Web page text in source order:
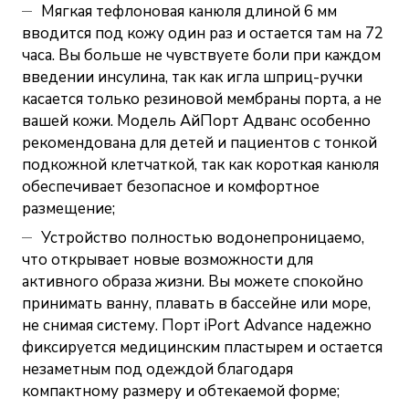
Мягкая тефлоновая канюля длиной 6 мм
вводится под кожу один раз и остается там на 72
часа. Вы больше не чувствуете боли при каждом
введении инсулина, так как игла шприц-ручки
касается только резиновой мембраны порта, а не
вашей кожи. Модель АйПорт Адванс особенно
рекомендована для детей и пациентов с тонкой
подкожной клетчаткой, так как короткая канюля
обеспечивает безопасное и комфортное
размещение;
Устройство полностью водонепроницаемо,
что открывает новые возможности для
активного образа жизни. Вы можете спокойно
принимать ванну, плавать в бассейне или море,
не снимая систему. Порт iPort Advance надежно
фиксируется медицинским пластырем и остается
незаметным под одеждой благодаря
компактному размеру и обтекаемой форме;